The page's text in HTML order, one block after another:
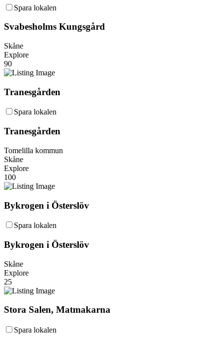
Spara lokalen
Svabesholms Kungsgård
Skåne
Explore
90
Tranesgården
Spara lokalen
Tranesgården
Tomelilla kommun
Skåne
Explore
100
Bykrogen i Österslöv
Spara lokalen
Bykrogen i Österslöv
Skåne
Explore
25
Stora Salen, Matmakarna
Spara lokalen